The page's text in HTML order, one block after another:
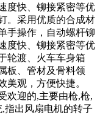
度快、铆接紧密等优
。采用优质的合成材
手操作，自动螺杆铆
度快、铆接紧密等优
轮渡、火车车身箱
板、管材及骨料领
美观，方便快捷。
欢迎的,主要由枪,枪,
指出风扇电机的转子